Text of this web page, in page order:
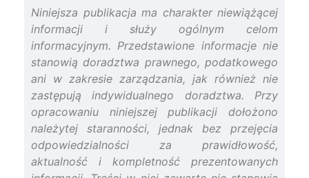
Niniejsza publikacja ma charakter niewiążącej
informacji i służy ogólnym celom
informacyjnym. Przedstawione informacje nie
stanowią doradztwa prawnego, podatkowego
ani w zakresie zarządzania, jak również nie
zastępują indywidualnego doradztwa. Przy
opracowaniu niniejszej publikacji dołożono
należytej staranności, jednak bez przejęcia
odpowiedzialności za prawidłowość,
aktualność i kompletność prezentowanych